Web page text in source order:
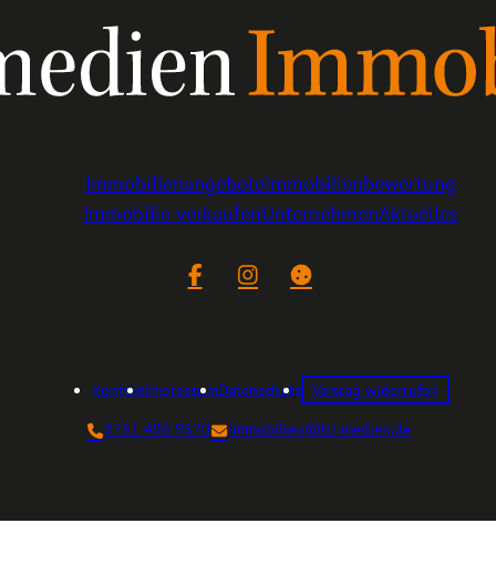
ImmobilienangeboteImmobilienbewertung
Immobilie verkaufenUnternehmenAktuelles
FacebookInstagramCookie-Einstellungen
KontaktImpressumDatenschutz Vertrag widerrufen
0761 496 9670
immobilien@bz-medien.de